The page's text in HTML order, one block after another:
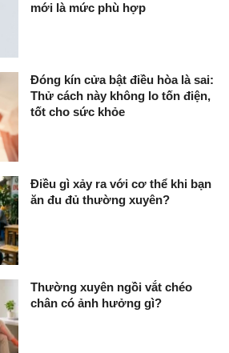
mới là mức phù hợp
Đóng kín cửa bật điều hòa là sai:
Thử cách này không lo tốn điện,
tốt cho sức khỏe
Điều gì xảy ra với cơ thể khi bạn
ăn đu đủ thường xuyên?
Thường xuyên ngồi vắt chéo
chân có ảnh hưởng gì?